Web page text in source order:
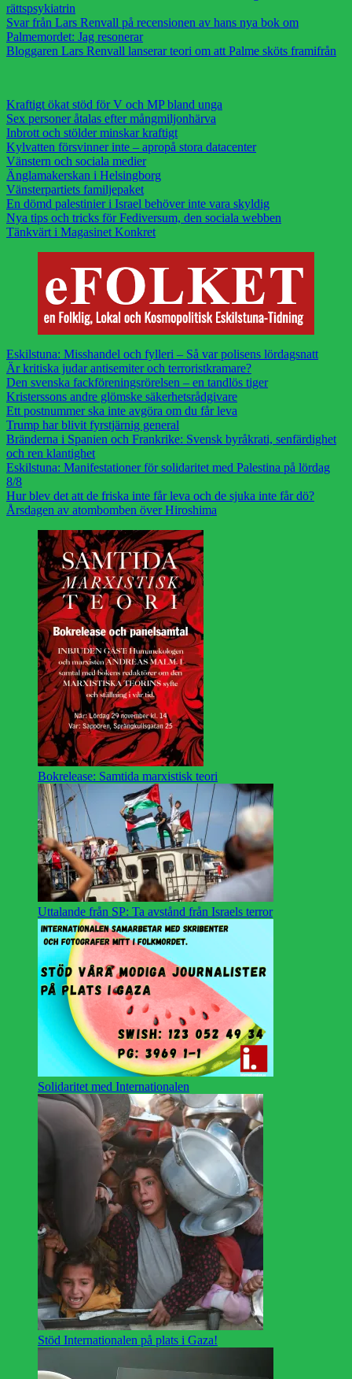
rättspsykiatrin
Svar från Lars Renvall på recensionen av hans nya bok om
Palmemordet: Jag resonerar
Bloggaren Lars Renvall lanserar teori om att Palme sköts framifrån
Kraftigt ökat stöd för V och MP bland unga
Sex personer åtalas efter mångmiljonhärva
Inbrott och stölder minskar kraftigt
Kylvatten försvinner inte – apropå stora datacenter
Vänstern och sociala medier
Änglamakerskan i Helsingborg
Vänsterpartiets familjepaket
En dömd palestinier i Israel behöver inte vara skyldig
Nya tips och tricks för Fediversum, den sociala webben
Tänkvärt i Magasinet Konkret
Eskilstuna: Misshandel och fylleri – Så var polisens lördagsnatt
Är kritiska judar antisemiter och terroristkramare?
Den svenska fackföreningsrörelsen – en tandlös tiger
Kristerssons andre glömske säkerhetsrådgivare
Ett postnummer ska inte avgöra om du får leva
Trump har blivit fyrstjärnig general
Bränderna i Spanien och Frankrike: Svensk byråkrati, senfärdighet
och ren klantighet
Eskilstuna: Manifestationer för solidaritet med Palestina på lördag
8/8
Hur blev det att de friska inte får leva och de sjuka inte får dö?
Årsdagen av atombomben över Hiroshima
Bokrelease: Samtida marxistisk teori
Uttalande från SP: Ta avstånd från Israels terror
Solidaritet med Internationalen
Stöd Internationalen på plats i Gaza!